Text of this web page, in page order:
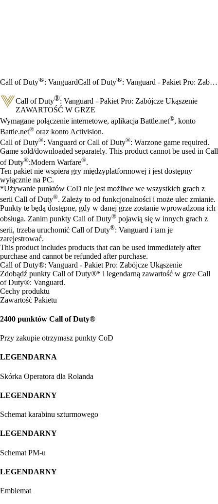
Call of Duty®: VanguardCall of Duty®: Vanguard - Pakiet Pro: Zabójcze Ukąszenie
Call of Duty®: Vanguard - Pakiet Pro: Zabójcze Ukąszenie
ZAWARTOŚĆ W GRZE
Cena
Available actions
Wymagane połączenie internetowe, aplikacja Battle.net®, konto
Battle.net® oraz konto Activision.
Call of Duty®: Vanguard or Call of Duty®: Warzone game required.
Game sold/downloaded separately. This product cannot be used in Call
of Duty®:Modern Warfare®.
Ten pakiet nie wspiera gry międzyplatformowej i jest dostępny
wyłącznie na PC.
*Używanie punktów CoD nie jest możliwe we wszystkich grach z
serii Call of Duty®. Zależy to od funkcjonalności i może ulec zmianie.
Punkty te będą dostępne, gdy w danej grze zostanie wprowadzona ich
obsługa. Zanim punkty Call of Duty® pojawią się w innych grach z
serii, trzeba uruchomić Call of Duty®: Vanguard i tam je
zarejestrować.
This product includes products that can be used immediately after
purchase and cannot be refunded after purchase.
Call of Duty®: Vanguard - Pakiet Pro: Zabójcze Ukąszenie
Zdobądź punkty Call of Duty®* i legendarną zawartość w grze Call
of Duty®: Vanguard.
Cechy produktu
Zawartość Pakietu
2400 punktów Call of Duty®
Przy zakupie otrzymasz punkty CoD
LEGENDARNA
Skórka Operatora dla Rolanda
LEGENDARNY
Schemat karabinu szturmowego
LEGENDARNY
Schemat PM-u
LEGENDARNY
Emblemat